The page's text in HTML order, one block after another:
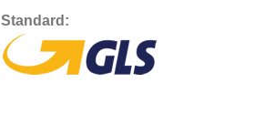
Standard: